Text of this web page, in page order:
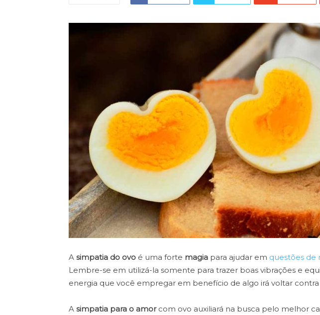
A simpatia do ovo é uma forte magia para ajudar em questões de
Lembre-se em utilizá-la somente para trazer boas vibrações e
energia que você empregar em benefício de algo irá voltar contra
A simpatia para o amorcom ovo auxiliará na busca pelo melhor